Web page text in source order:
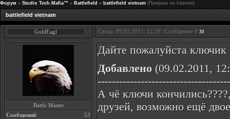
Форум » Studio Tech.Mafia™ » Battlefield » battlefield vietnam (Поиграть по Internet)
battlefield vietnam
GoldEagl Среда, 09.02.2011, 12:29 | Сообщение # 31
Battle Master
Сообщений:
53
Дайте пожалуйста ключик
Добавлено (09.02.2011,
А чё ключи
друзей, возможно ещё